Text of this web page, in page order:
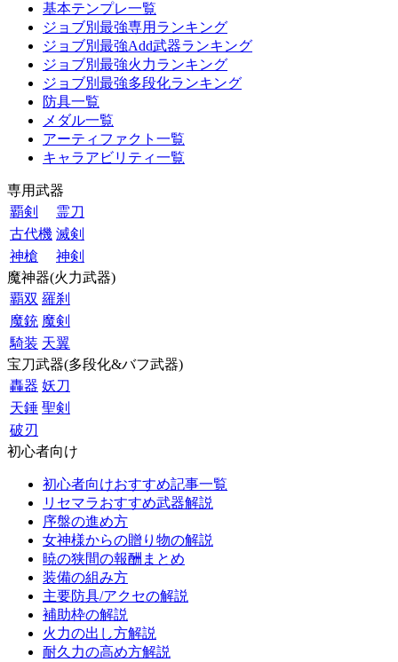
基本テンプレ一覧
ジョブ別最強専用ランキング
ジョブ別最強Add武器ランキング
ジョブ別最強火力ランキング
ジョブ別最強多段化ランキング
防具一覧
メダル一覧
アーティファクト一覧
キャラアビリティ一覧
専用武器
覇剣
霊刀
古代機 滅剣
神槍
神剣
魔神器(火力武器)
覇双 羅刹
魔銃 魔剣
騎装 天翼
宝刀武器(多段化&バフ武器)
轟器 妖刀
天錘 聖剣
破刃
初心者向け
初心者向けおすすめ記事一覧
リセマラおすすめ武器解説
序盤の進め方
女神様からの贈り物の解説
暁の狭間の報酬まとめ
装備の組み方
主要防具/アクセの解説
補助枠の解説
火力の出し方解説
耐久力の高め方解説